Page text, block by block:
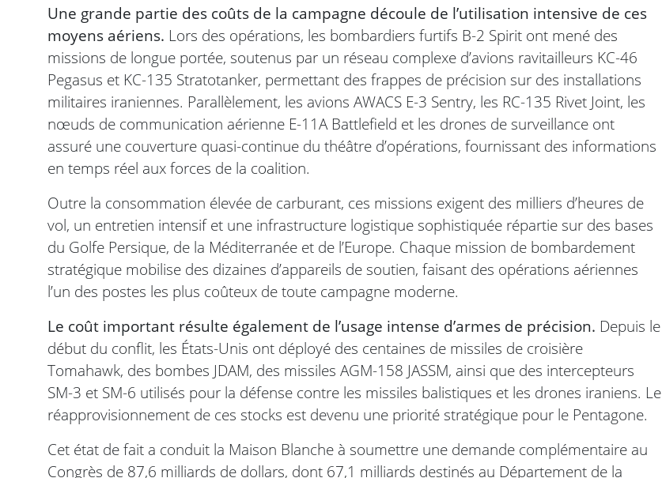
Une grande partie des coûts de la campagne découle de l’utilisation intensive de ces
moyens aériens. Lors des opérations, les bombardiers furtifs B-2 Spirit ont mené des
missions de longue portée, soutenus par un réseau complexe d’avions ravitailleurs KC-46
Pegasus et KC-135 Stratotanker, permettant des frappes de précision sur des installations
militaires iraniennes. Parallèlement, les avions AWACS E-3 Sentry, les RC-135 Rivet Joint, les
nœuds de communication aérienne E-11A Battlefield et les drones de surveillance ont
assuré une couverture quasi-continue du théâtre d’opérations, fournissant des informations
en temps réel aux forces de la coalition.
Outre la consommation élevée de carburant, ces missions exigent des milliers d’heures de
vol, un entretien intensif et une infrastructure logistique sophistiquée répartie sur des bases
du Golfe Persique, de la Méditerranée et de l’Europe. Chaque mission de bombardement
stratégique mobilise des dizaines d’appareils de soutien, faisant des opérations aériennes
l’un des postes les plus coûteux de toute campagne moderne.
Le coût important résulte également de l’usage intense d’armes de précision. Depuis le
début du conflit, les États-Unis ont déployé des centaines de missiles de croisière
Tomahawk, des bombes JDAM, des missiles AGM-158 JASSM, ainsi que des intercepteurs
SM-3 et SM-6 utilisés pour la défense contre les missiles balistiques et les drones iraniens. Le
réapprovisionnement de ces stocks est devenu une priorité stratégique pour le Pentagone.
Cet état de fait a conduit la Maison Blanche à soumettre une demande complémentaire au
Congrès de 87,6 milliards de dollars, dont 67,1 milliards destinés au Département de la